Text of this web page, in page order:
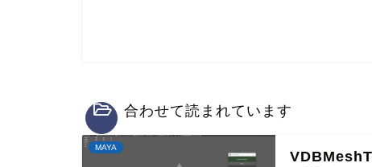
合わせて読まれています
MAYA